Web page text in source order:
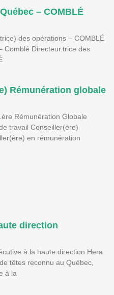
– COMBLÉ
des opérations – COMBLÉ
Comblé Directeur.trice des
Rémunération globale
Rémunération Globale
travail Conseiller(ère)
en rémunération
direction
à la haute direction Hera
têtes reconnu au Québec,
à la